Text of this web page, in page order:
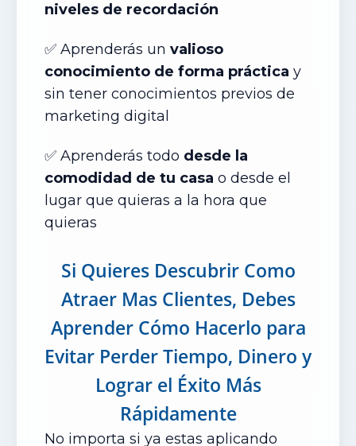
niveles de recordación
✅ Aprenderás un valioso
conocimiento de forma práctica y
sin tener conocimientos previos de
marketing digital
✅ Aprenderás todo desde la
comodidad de tu casa o desde el
lugar que quieras a la hora que
quieras
Si Quieres Descubrir Como
Atraer Mas Clientes, Debes
Aprender Cómo Hacerlo para
Evitar Perder Tiempo, Dinero y
Lograr el Éxito Más
Rápidamente
No importa si ya estas aplicando